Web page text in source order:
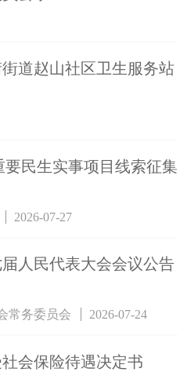
道赵山社区卫生服务站
民生实事项目线索征集
2026-07-27
人民代表大会会议公告
常务委员会 2026-07-24
会保险待遇决定书